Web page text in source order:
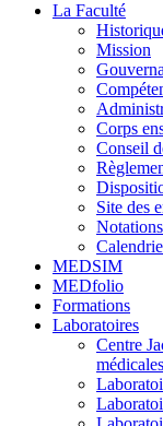
La Faculté
Mission
Corps
Conseil
Site des
MEDSIM
MEDfolio
Formations
Laboratoires
Centre
médicales